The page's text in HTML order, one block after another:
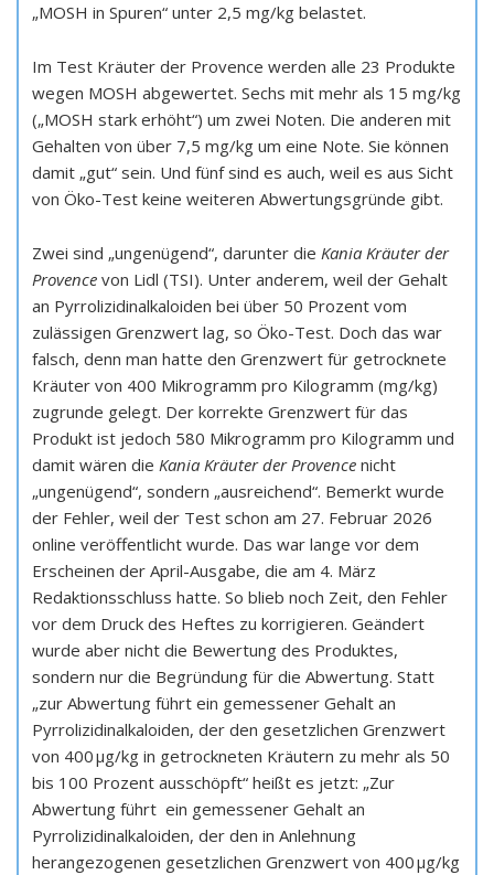
„MOSH in Spuren“ unter 2,5 mg/kg belastet.
Im Test Kräuter der Provence werden alle 23 Produkte
wegen MOSH abgewertet. Sechs mit mehr als 15 mg/kg
(„MOSH stark erhöht“) um zwei Noten. Die anderen mit
Gehalten von über 7,5 mg/kg um eine Note. Sie können
damit „gut“ sein. Und fünf sind es auch, weil es aus Sicht
von Öko-Test keine weiteren Abwertungsgründe gibt.
Zwei sind „ungenügend“, darunter die Kania Kräuter der
Provence von Lidl (TSI). Unter anderem, weil der Gehalt
an Pyrrolizidinalkaloiden bei über 50 Prozent vom
zulässigen Grenzwert lag, so Öko-Test. Doch das war
falsch, denn man hatte den Grenzwert für getrocknete
Kräuter von 400 Mikrogramm pro Kilogramm (mg/kg)
zugrunde gelegt. Der korrekte Grenzwert für das
Produkt ist jedoch 580 Mikrogramm pro Kilogramm und
damit wären die Kania Kräuter der Provence nicht
„ungenügend“, sondern „ausreichend“. Bemerkt wurde
der Fehler, weil der Test schon am 27. Februar 2026
online veröffentlicht wurde. Das war lange vor dem
Erscheinen der April-Ausgabe, die am 4. März
Redaktionsschluss hatte. So blieb noch Zeit, den Fehler
vor dem Druck des Heftes zu korrigieren. Geändert
wurde aber nicht die Bewertung des Produktes,
sondern nur die Begründung für die Abwertung. Statt
„zur Abwertung führt ein gemessener Gehalt an
Pyrrolizidinalkaloiden, der den gesetzlichen Grenzwert
von 400 μg/kg in getrockneten Kräutern zu mehr als 50
bis 100 Prozent ausschöpft“ heißt es jetzt: „Zur
Abwertung führt ein gemessener Gehalt an
Pyrrolizidinalkaloiden, der den in Anlehnung
herangezogenen gesetzlichen Grenzwert von 400 μg/kg